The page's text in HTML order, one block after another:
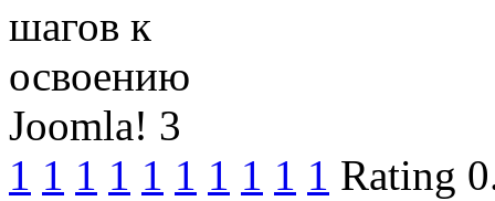
1 1 1 1 1 1 1 1 1 1 Rating